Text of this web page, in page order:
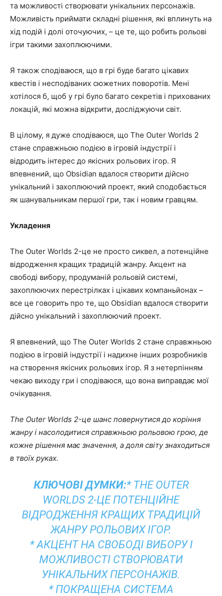
та можливості створювати унікальних персонажів.
Можливість приймати складні рішення, які вплинуть на
хід подій і долі оточуючих, – це те, що робить рольові
ігри такими захоплюючими.
Я також сподіваюся, що в грі буде багато цікавих
квестів і несподіваних сюжетних поворотів. Мені
хотілося б, щоб у грі було багато секретів і прихованих
локацій, які можна відкрити, досліджуючи світ.
В цілому, я дуже сподіваюся, що The Outer Worlds 2
стане справжньою подією в ігровій індустрії і
відродить інтерес до якісних рольових ігор. Я
впевнений, що Obsidian вдалося створити дійсно
унікальний і захоплюючий проект, який сподобається
як шанувальникам першої гри, так і новим гравцям.
Укладення
The Outer Worlds 2-це не просто сиквел, а потенційне
відродження кращих традицій жанру. Акцент на
свободі вибору, продуманій рольовій системі,
захоплюючих перестрілках і цікавих компаньйонах –
все це говорить про те, що Obsidian вдалося створити
дійсно унікальний і захоплюючий проект.
Я впевнений, що The Outer Worlds 2 стане справжньою
подією в ігровій індустрії і надихне інших розробників
на створення якісних рольових ігор. Я з нетерпінням
чекаю виходу гри і сподіваюся, що вона виправдає мої
очікування.
The Outer Worlds 2-це шанс повернутися до коріння
жанру і насолодитися справжньою рольовою грою, де
кожне рішення має значення, а доля світу знаходиться
в твоїх руках.
КЛЮЧОВІ ДУМКИ:* THE OUTER
WORLDS 2-ЦЕ ПОТЕНЦІЙНЕ
ВІДРОДЖЕННЯ КРАЩИХ ТРАДИЦІЙ
ЖАНРУ РОЛЬОВИХ ІГОР.
* АКЦЕНТ НА СВОБОДІ ВИБОРУ І
МОЖЛИВОСТІ СТВОРЮВАТИ
УНІКАЛЬНИХ ПЕРСОНАЖІВ.
* ПОКРАЩЕНА СИСТЕМА